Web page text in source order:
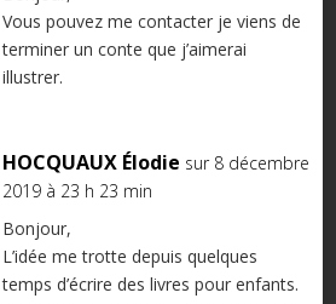
Vous pouvez me contacter je viens de
terminer un conte que j’aimerai
illustrer.
HOCQUAUX Élodie sur 8 décembre
2019 à 23 h 23 min
Bonjour,
L’idée me trotte depuis quelques
temps d’écrire des livres pour enfants.